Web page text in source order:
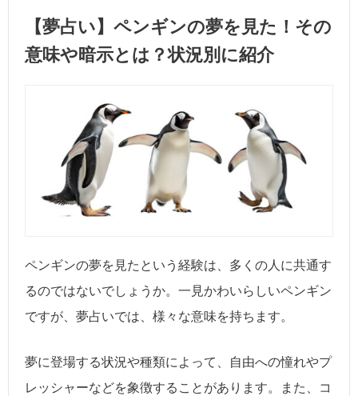
【夢占い】ペンギンの夢を見た！その
意味や暗示とは？状況別に紹介
ペンギンの夢を見たという経験は、多くの人に共通す
るのではないでしょうか。一見かわいらしいペンギン
ですが、夢占いでは、様々な意味を持ちます。
夢に登場する状況や種類によって、自由への憧れやプ
レッシャーなどを象徴することがあります。また、コ